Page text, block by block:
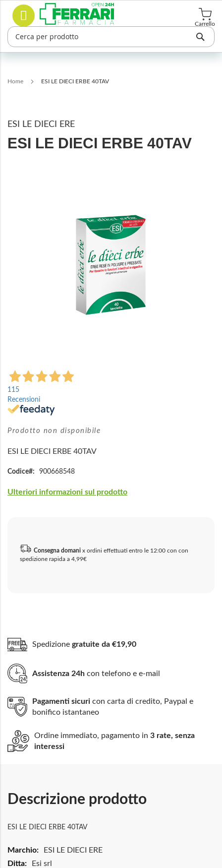
Salta
contenuto
Carrello
Cerca
Home ESI LE DIECI ERBE 40TAV
ESI LE DIECI ERE
ESI LE DIECI ERBE 40TAV
Vai
all'inizio
della
galleria
di
115
Recensioni
Prodotto non disponibile
ESI LE DIECI ERBE 40TAV
Codice 900668548
Ulteriori informazioni sul prodotto
Consegna domani x ordini effettuati entro le 12:00 con con
spedizione rapida a 4,99€
Spedizione gratuite da €19,90
Assistenza 24h con telefono e e-mail
Pagamenti sicuri con carta di credito, Paypal e
bonifico istantaneo
Ordine immediato, pagamento in 3 rate, senza
interessi
Descrizione prodotto
ESI LE DIECI ERBE 40TAV
Maggiori
ESI LE DIECI ERE
Esi srl